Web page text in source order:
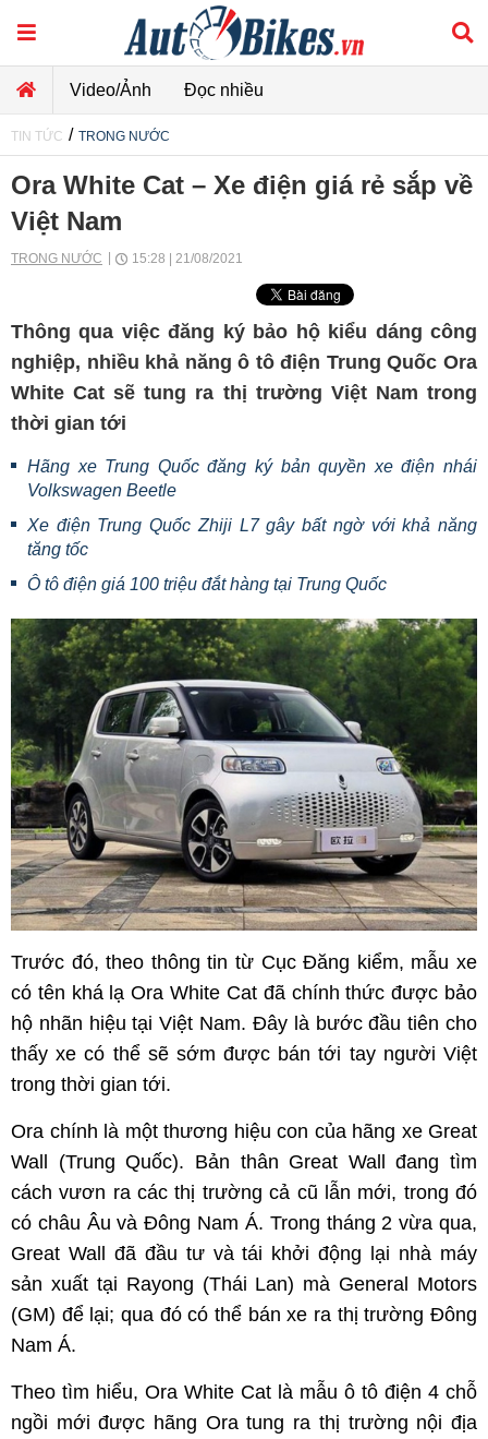
Video/Ảnh Đọc nhiều
TIN TỨC / TRONG NƯỚC
Ora White Cat – Xe điện giá rẻ sắp về
Việt Nam
TRONG NƯỚC 15:28 | 21/08/2021
Thông qua việc đăng ký bảo hộ kiểu dáng công
nghiệp, nhiều khả năng ô tô điện Trung Quốc Ora
White Cat sẽ tung ra thị trường Việt Nam trong
thời gian tới
Hãng xe Trung Quốc đăng ký bản quyền xe điện nhái
Volkswagen Beetle
Xe điện Trung Quốc Zhiji L7 gây bất ngờ với khả năng
tăng tốc
Ô tô điện giá 100 triệu đắt hàng tại Trung Quốc
Trước đó, theo thông tin từ Cục Đăng kiểm, mẫu xe
có tên khá lạ Ora White Cat đã chính thức được bảo
hộ nhãn hiệu tại Việt Nam. Đây là bước đầu tiên cho
thấy xe có thể sẽ sớm được bán tới tay người Việt
trong thời gian tới.
Ora chính là một thương hiệu con của hãng xe Great
Wall (Trung Quốc). Bản thân Great Wall đang tìm
cách vươn ra các thị trường cả cũ lẫn mới, trong đó
có châu Âu và Đông Nam Á. Trong tháng 2 vừa qua,
Great Wall đã đầu tư và tái khởi động lại nhà máy
sản xuất tại Rayong (Thái Lan) mà General Motors
(GM) để lại; qua đó có thể bán xe ra thị trường Đông
Nam Á.
Theo tìm hiểu, Ora White Cat là mẫu ô tô điện 4 chỗ
ngồi mới được hãng Ora tung ra thị trường nội địa